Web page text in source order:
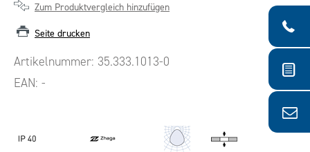
Zum Produktvergleich hinzufügen
Seite drucken
Artikelnummer: 35.333.1013-0
EAN: -